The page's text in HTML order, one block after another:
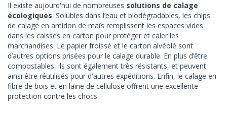
Il existe aujourd'hui de nombreuses solutions de calage
écologiques. Solubles dans l’eau et biodégradables, les chips
de calage en amidon de maïs remplissent les espaces vides
dans les caisses en carton pour protéger et caler les
marchandises. Le papier froissé et le carton alvéolé sont
d’autres options prisées pour le calage durable. En plus d’être
compostables, ils sont également très résistants, et peuvent
ainsi être réutilisés pour d'autres expéditions. Enfin, le calage en
fibre de bois et en laine de cellulose offrent une excellente
protection contre les chocs.